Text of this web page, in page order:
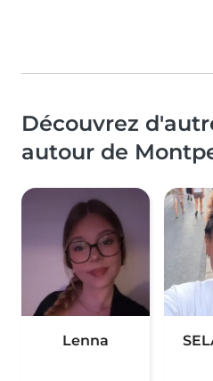
Découvrez
autour de
Lenna